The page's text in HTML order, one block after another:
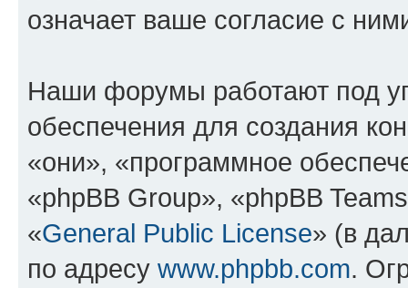
означает ваше согласие с
Наши форумы работают под
обеспечения для создания
«они», «программное
«phpBB Group», «phpBB
«General Public License» (в
по адресу www.phpbb.com.